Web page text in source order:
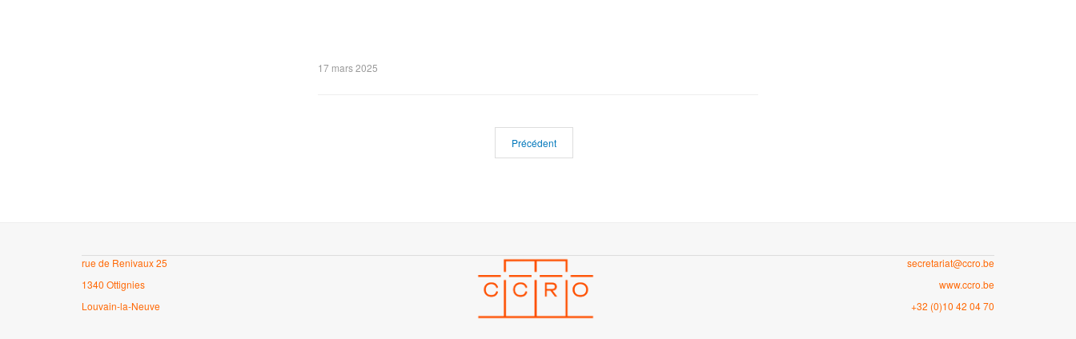
17 mars 2025
Précédent
rue de Renivaux 25
1340 Ottignies
Louvain-la-Neuve
secretariat@ccro.be
www.ccro.be
+32 (0)10 42 04 70